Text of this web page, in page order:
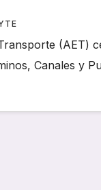
(AET)
Canales y